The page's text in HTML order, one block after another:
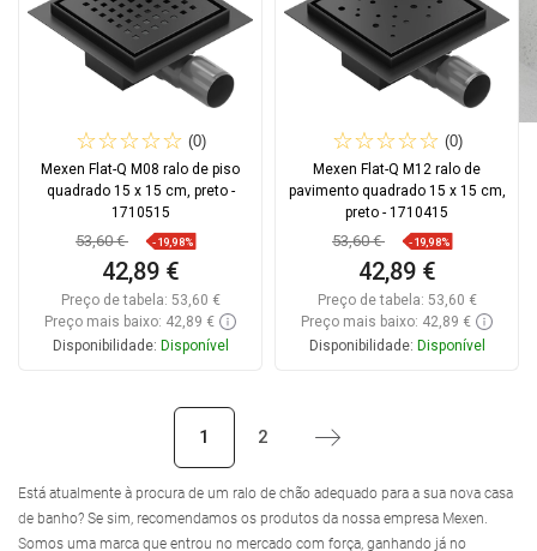
(0)
Mexen Flat-Q M08 ralo de piso
quadrado 15 x 15 cm, preto -
1710515
53,60 € -19,98%
42,89 €
Preço de tabela: 53,60 €
Preço mais baixo: 42,89 €
Disponibilidade: Disponível
Favoritos
(0)
Mexen Flat-Q M12 ralo de
pavimento quadrado 15 x 15 cm,
preto - 1710415
53,60 € -19,98%
42,89 €
Preço de tabela: 53,60 €
Preço mais baixo: 42,89 €
Disponibilidade: Disponível
Comparar
1 2 Próximo
Está atualmente à procura de um ralo de chão adequado para a sua nova casa
de banho? Se sim, recomendamos os produtos da nossa empresa Mexen.
Somos uma marca que entrou no mercado com força, ganhando já no